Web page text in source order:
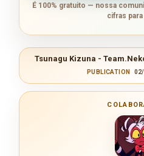
É 100% gratuito — nossa
cifras
Tsunagu Kizuna -
PUBLICATION